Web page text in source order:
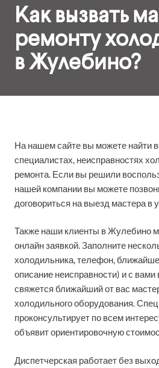
Как вызвать
ремонту
в Жулебино?
На нашем сайте вы можете найти
специалистах, неисправностях
ремонта. Если вы решили
нашей компании вы можете
договориться на выезд мастера в
Также наши клиенты в Жулебино
онлайн заявкой. Заполните
холодильника, телефон,
описание неисправности) и с вами
свяжется ближайший от вас
холодильного оборудования.
проконсультирует по всем
объявит ориентировочную
Диспетчерская работает без